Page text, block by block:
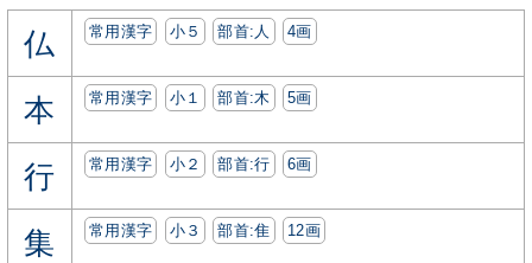
仏 常用漢字 小５ 部首:⼈ 4画
本 常用漢字 小１ 部首:⽊ 5画
行 常用漢字 小２ 部首:⾏ 6画
集 常用漢字 小３ 部首:⾫ 12画